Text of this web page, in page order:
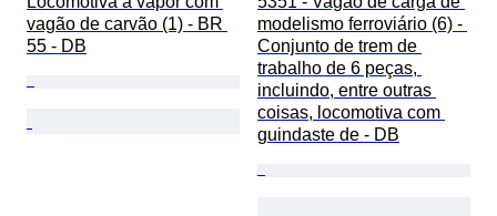
vagão de carvão (1) - BR
55 - DB
modelismo ferroviário (6) -
Conjunto de trem de
trabalho de 6 peças,
incluindo, entre outras
coisas, locomotiva com
guindaste de - DB